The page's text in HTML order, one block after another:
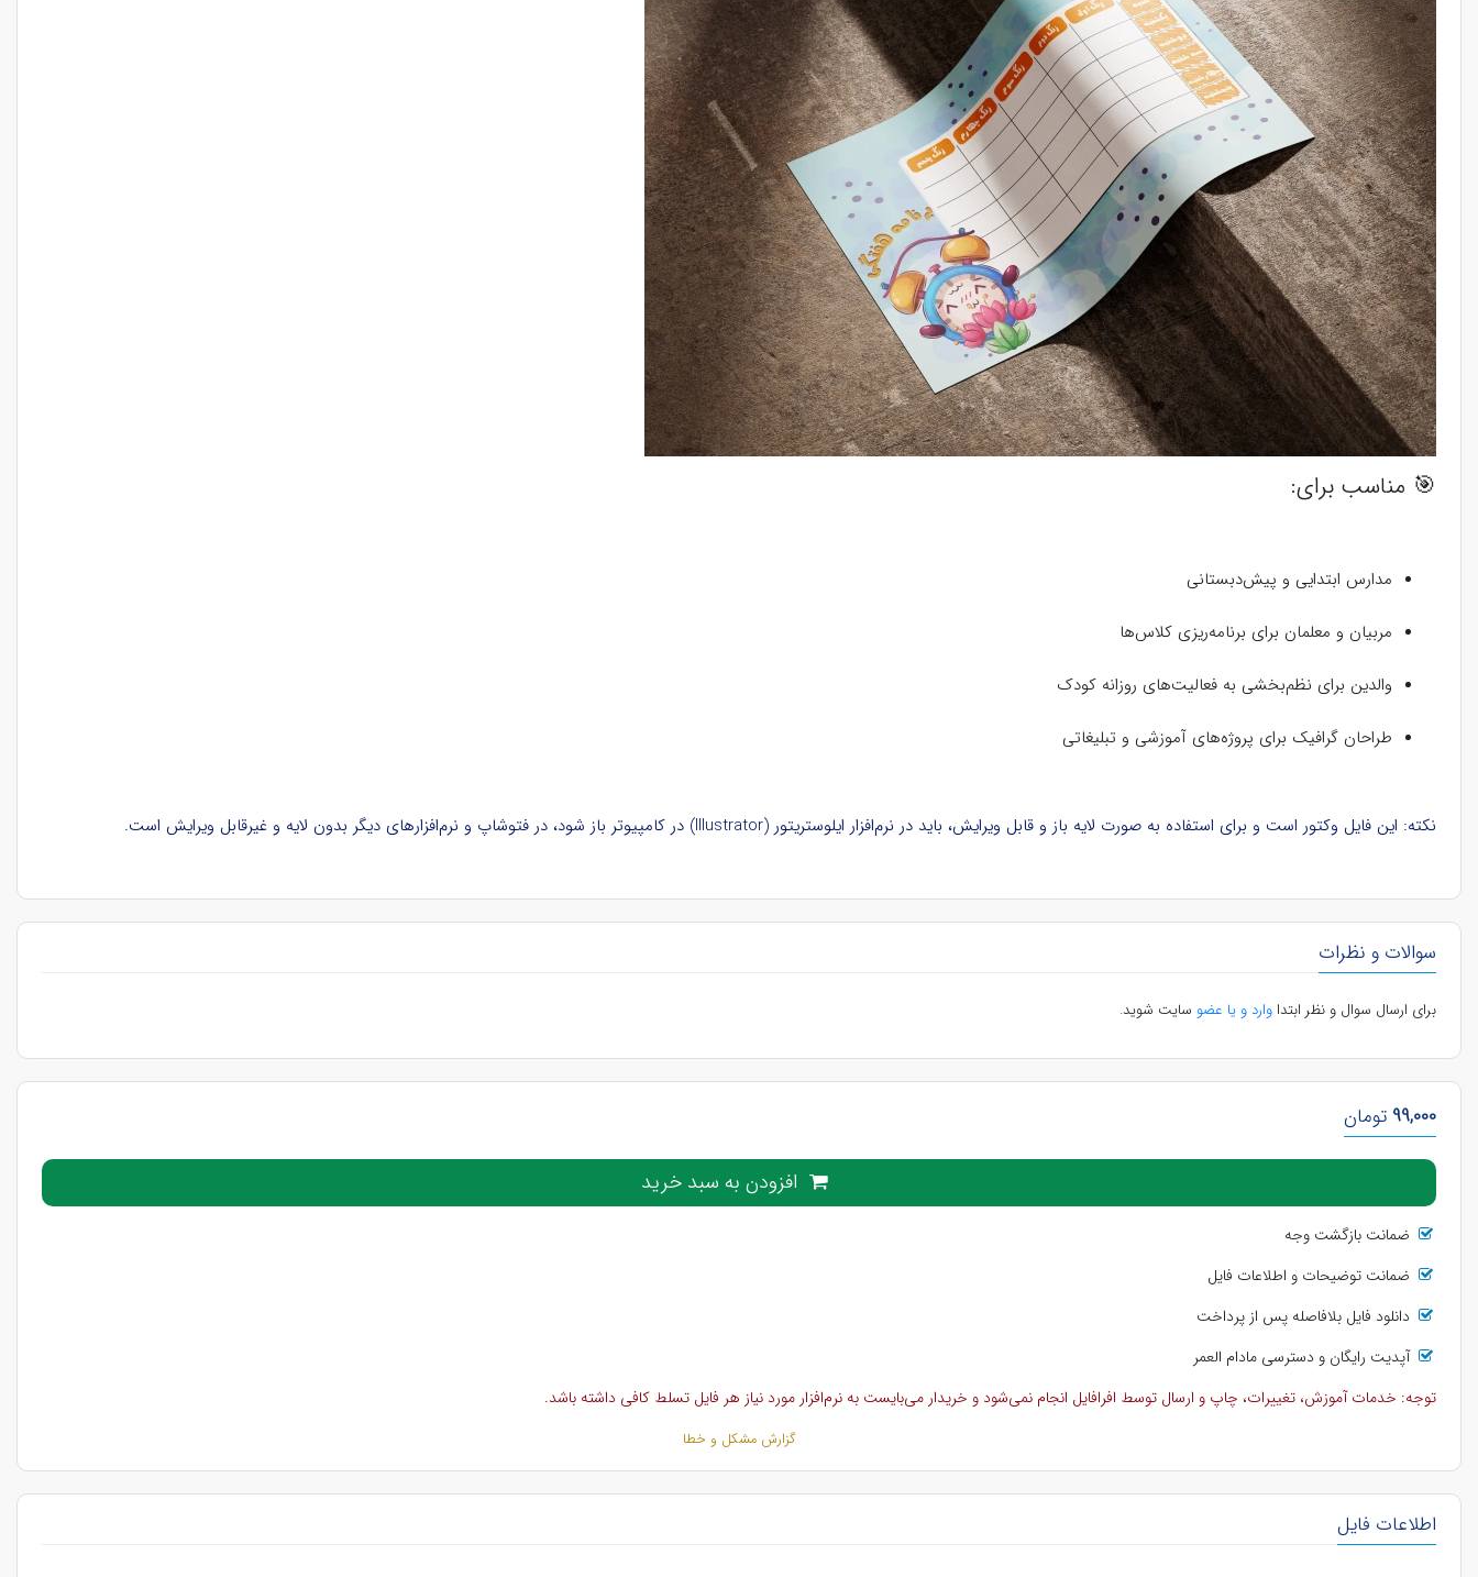
🎯 مناسب برای:
مدارس ابتدایی و پیش‌دبستانی
مربیان و معلمان برای برنامه‌ریزی کلاس‌ها
والدین برای نظم‌بخشی به فعالیت‌های روزانه کودک
طراحان گرافیک برای پروژه‌های آموزشی و تبلیغاتی
نکته: این فایل وکتور است و برای استفاده به صورت لایه باز و قابل ویرایش، باید در نرم‌افزار ایلوستریتور (Illustrator) در کامپیوتر باز شود، در فتوشاپ و نرم‌افزارهای دیگر بدون لایه و غیرقابل ویرایش است.
سوالات و نظرات
برای ارسال سوال و نظر ابتداوارد و یا عضو سایت شوید.
99,000 تومان
افزودن به سبد خرید
ضمانت بازگشت وجه
ضمانت توضیحات و اطلاعات فایل
دانلود فایل بلافاصله پس از پرداخت
آپدیت رایگان و دسترسی مادام العمر
توجه: خدمات آموزش، تغییرات، چاپ و ارسال توسط افرافایل انجام نمی‌شود و خریدار می‌بایست به نرم‌افزار مورد نیاز هر فایل تسلط کافی داشته باشد.
گزارش مشکل و خطا
اطلاعات فایل